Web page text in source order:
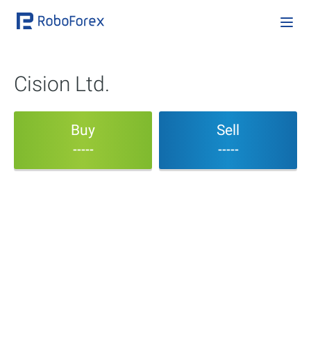
Cision Ltd.
Buy
-----
Sell
-----